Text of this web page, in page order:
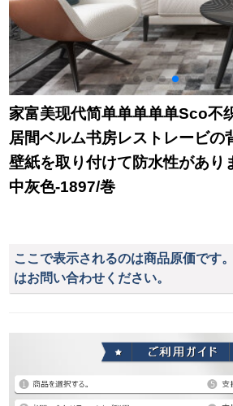
家富美现代简单单单单单Sco不
居間ベルム书房レストレービの
壁紙を取り付けて防水性があり
中灰色-1897/巻
ここで表示されるのは商品原価です
はお問い合わせください。